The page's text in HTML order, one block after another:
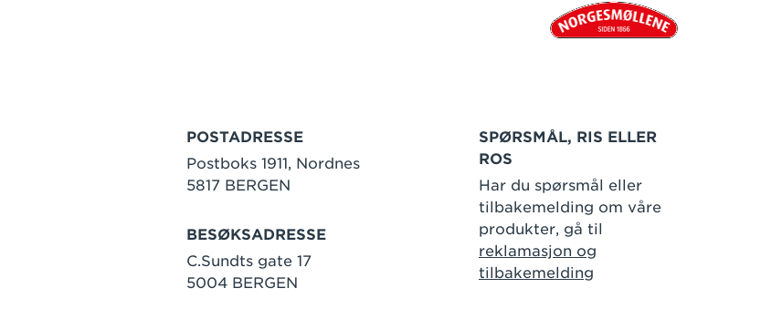
POSTADRESSE
Postboks 1911, Nordnes
5817 BERGEN
BESØKSADRESSE
C.Sundts gate 17
5004 BERGEN
SPØRSMÅL, RIS ELLER
ROS
Har du spørsmål eller
tilbakemelding om våre
produkter, gå til
reklamasjon og
tilbakemelding